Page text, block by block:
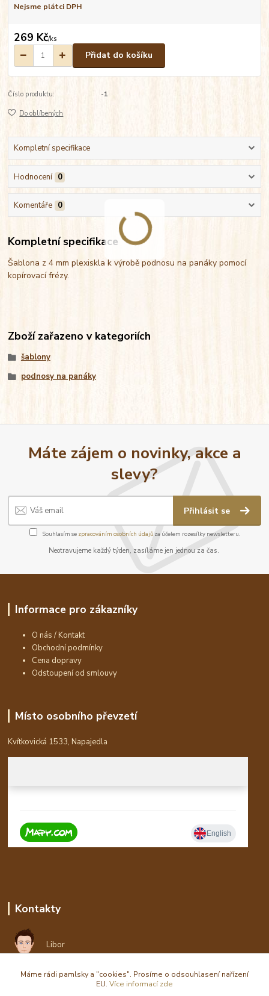
Nejsme plátci DPH
269 Kč/ks
Přidat do košíku
Číslo produktu: -1
Do oblíbených
Kompletní specifikace
Hodnocení 0
Komentáře 0
Kompletní specifikace
Šablona z 4 mm plexiskla k výrobě podnosu na panáky pomocí
kopírovací frézy.
Zboží zařazeno v kategoriích
šablony
podnosy na panáky
Máte zájem o novinky, akce a
slevy?
Přihlásit se
Souhlasím se zpracováním osobních údajůza účelem rozesílky newsletteru.
Neotravujeme každý týden, zasíláme jen jednou za čas.
Informace pro zákazníky
O nás / Kontakt
Obchodní podmínky
Cena dopravy
Odstoupení od smlouvy
Místo osobního převzetí
Kvítkovická 1533, Napajedla
Kontakty
Libor
eshop(zavináč)waldi.cz
Máme rádi pamlsky a "cookies". Prosíme o odsouhlasení nařízení
EU. Více informací zde